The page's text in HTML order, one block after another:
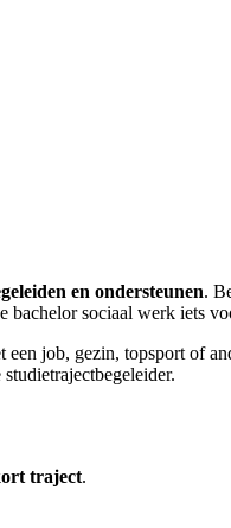
en ondersteunen.
bachelor sociaal werk iets
een job, gezin, topsport of
studietrajectbegeleider.
traject.